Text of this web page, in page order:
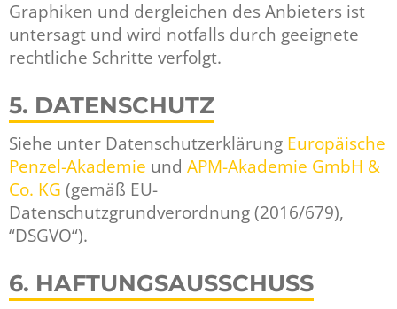
Graphiken und dergleichen des Anbieters ist
untersagt und wird notfalls durch geeignete
rechtliche Schritte verfolgt.
5. DATENSCHUTZ
Siehe unter Datenschutzerklärung Europäische
Penzel-Akademie und APM-Akademie GmbH &
Co. KG (gemäß EU-
Datenschutzgrundverordnung (2016/679),
“DSGVO“).
6. HAFTUNGSAUSSCHUSS